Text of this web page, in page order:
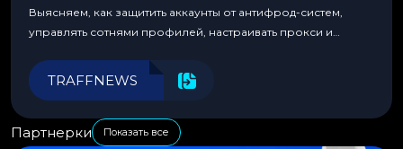
Выясняем, как защитить аккаунты от антифрод-систем,
управлять сотнями профилей, настраивать прокси и
эффективности.
TRAFFNEWS
Партнерки Показать все